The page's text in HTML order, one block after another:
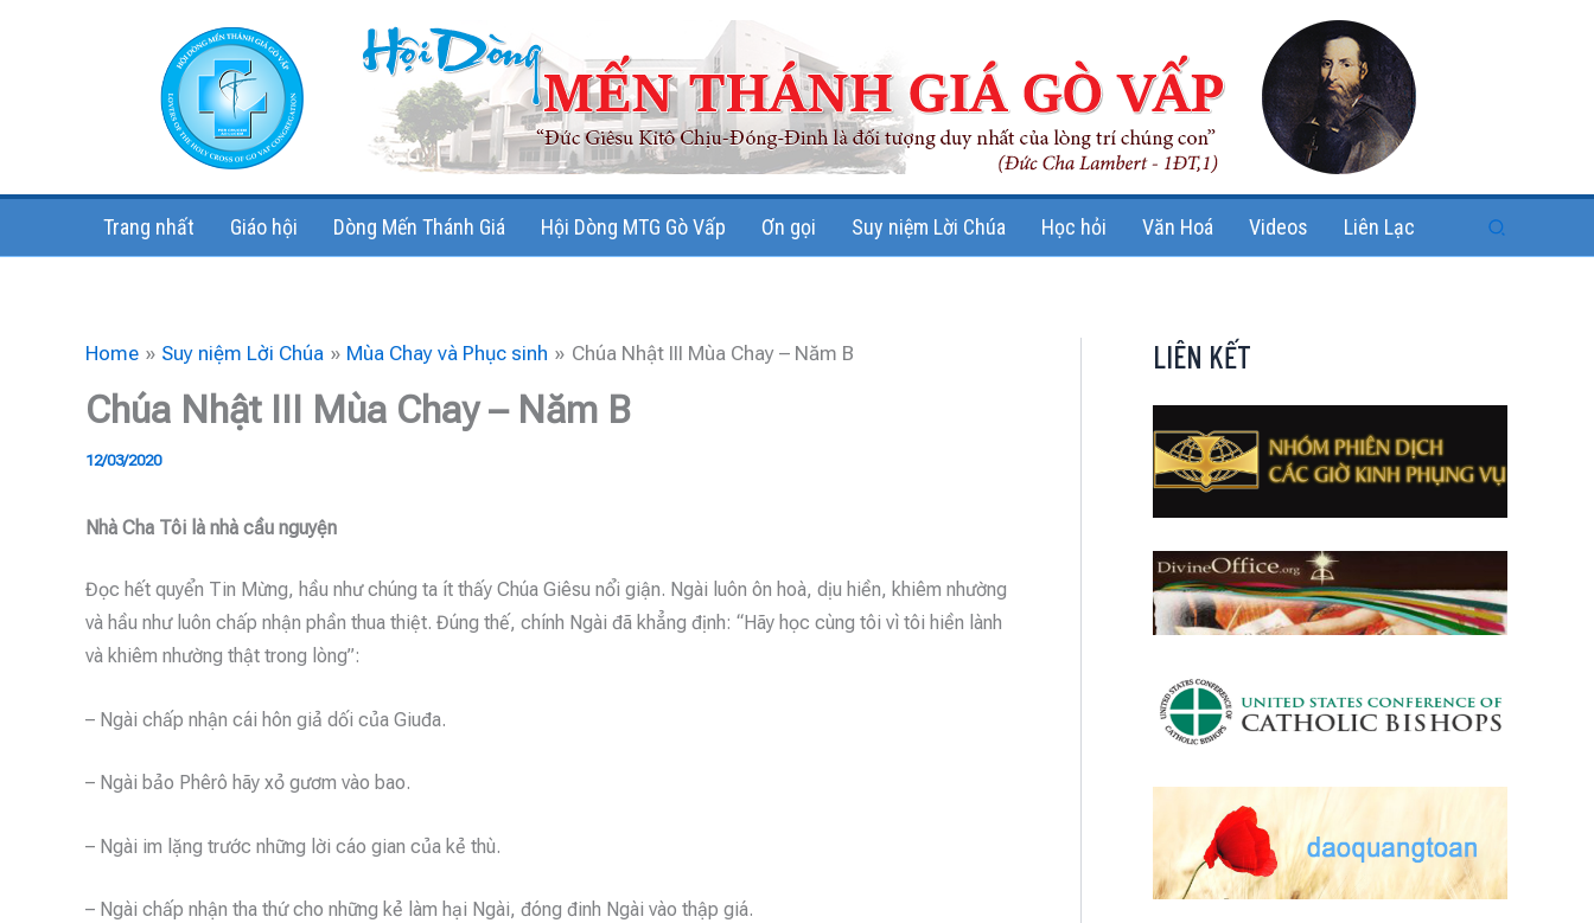
Trang nhất Giáo hội Dòng Mến Thánh Giá Hội Dòng MTG Gò Vấp Ơn gọi Suy niệm Lời Chúa Học hỏi Văn Hoá Videos Liên Lạc Search
Home Suy niệm Lời Chúa Mùa Chay và Phục sinh Chúa Nhật III Mùa Chay – Năm B
Chúa Nhật III Mùa Chay – Năm B
12/03/2020
Nhà Cha Tôi là nhà cầu nguyện
Đọc hết quyển Tin Mừng, hầu như chúng ta ít thấy Chúa Giêsu nổi giận. Ngài luôn ôn hoà, dịu hiền, khiêm nhường
và hầu như luôn chấp nhận phần thua thiệt. Đúng thế, chính Ngài đã khẳng định: “Hãy học cùng tôi vì tôi hiền lành
và khiêm nhường thật trong lòng”:
– Ngài chấp nhận cái hôn giả dối của Giuđa.
– Ngài bảo Phêrô hãy xỏ gươm vào bao.
– Ngài im lặng trước những lời cáo gian của kẻ thù.
– Ngài chấp nhận tha thứ cho những kẻ làm hại Ngài, đóng đinh Ngài vào thập giá.
LIÊN KẾT